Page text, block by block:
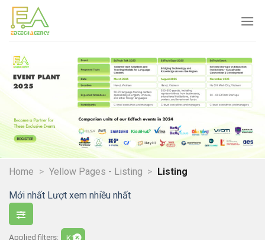
Skip
content
Home > Yellow Pages - Listing > Listing
Mới nhất Lượt xem nhiều nhất
Applied filters: K12